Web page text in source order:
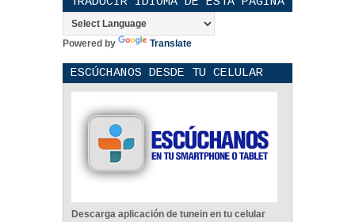
Powered by Translate
ESCÚCHANOS DESDE TU CELULAR
Descarga aplicación de tunein en tu celular